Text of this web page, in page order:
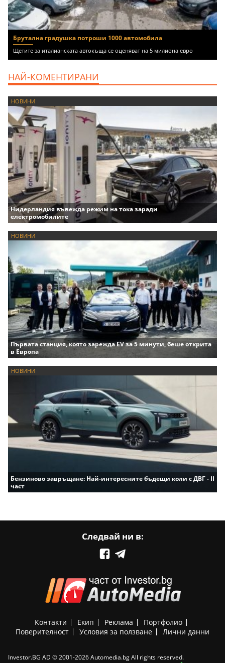
Брутална градушка потроши 1000 автомобила
Щетите за италианската автокъща се оценяват на 5 милиона евро
НАЙ-КОМЕНТИРАНИ
НОВИНИ
Нидерландия въвежда режим на тока заради
електромобилите
НОВИНИ
Първата станция, която зарежда EV за 5 минути, беше открита
в Европа
НОВИНИ
Бензиново завръщане: Най-интересните бъдещи коли с ДВГ - II
част
Следвай ни в:
Контакти Екип Реклама
Портфолио
Поверителност
Условия за ползване Лични данни
Investor.BG AD © 2001-2026 Automedia.bg All rights reserved.